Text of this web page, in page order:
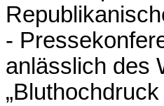
-
anlässlich des